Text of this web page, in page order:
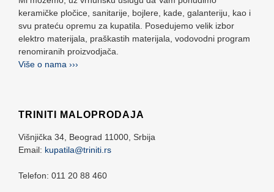
keramičke pločice, sanitarije, bojlere, kade, galanteriju, kao i
svu prateću opremu za kupatila. Posedujemo velik izbor
elektro materijala, praškastih materijala, vodovodni program
renomiranih proizvodjača.
Više o nama ›››
TRINITI MALOPRODAJA
Višnjička 34, Beograd 11000, Srbija
Email: kupatila@triniti.rs
Telefon: 011 20 88 460